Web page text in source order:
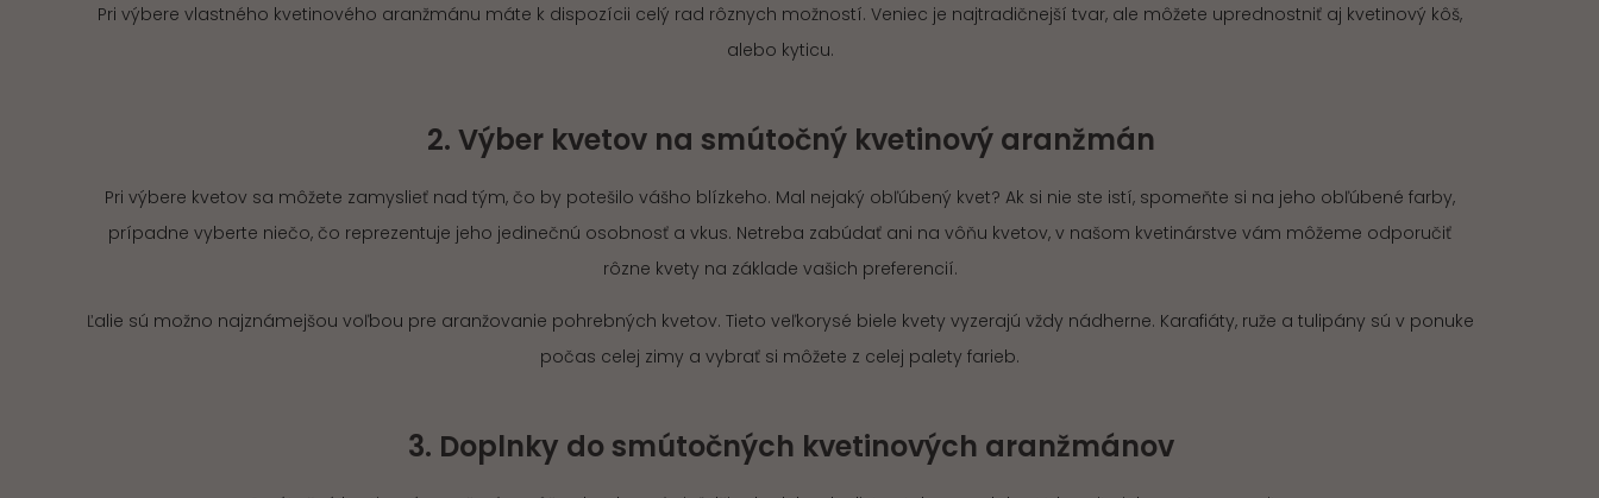
Pri výbere vlastného kvetinového aranžmánu máte k dispozícii celý rad rôznych možností. Veniec je najtradičnejší tvar, ale môžete uprednostniť aj kvetinový kôš,
alebo kyticu.
2. Výber kvetov na smútočný kvetinový aranžmán
Pri výbere kvetov sa môžete zamyslieť nad tým, čo by potešilo vášho blízkeho. Mal nejaký obľúbený kvet? Ak si nie ste istí, spomeňte si na jeho obľúbené farby,
prípadne vyberte niečo, čo reprezentuje jeho jedinečnú osobnosť a vkus. Netreba zabúdať ani na vôňu kvetov, v našom kvetinárstve vám môžeme odporučiť
rôzne kvety na základe vašich preferencií.
Ľalie sú možno najznámejšou voľbou pre aranžovanie pohrebných kvetov. Tieto veľkorysé biele kvety vyzerajú vždy nádherne. Karafiáty, ruže a tulipány sú v ponuke
počas celej zimy a vybrať si môžete z celej palety farieb.
3. Doplnky do smútočných kvetinových aranžmánov